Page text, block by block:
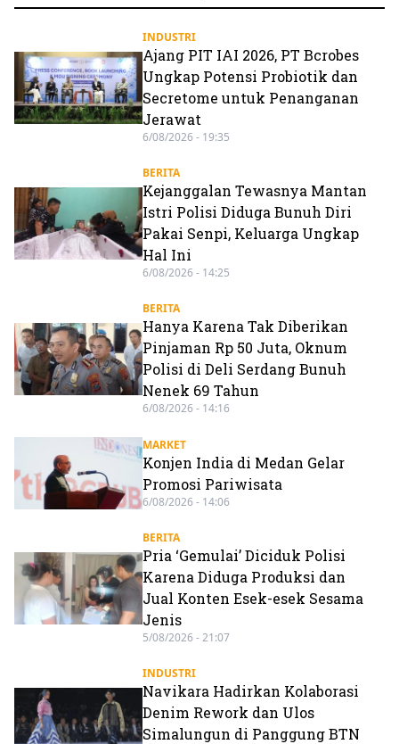
INDUSTRI
Ajang PIT IAI 2026, PT Bcrobes
Ungkap Potensi Probiotik dan
Secretome untuk Penanganan
Jerawat
6/08/2026 - 19:35
BERITA
Kejanggalan Tewasnya Mantan
Istri Polisi Diduga Bunuh Diri
Pakai Senpi, Keluarga Ungkap
Hal Ini
6/08/2026 - 14:25
BERITA
Hanya Karena Tak Diberikan
Pinjaman Rp 50 Juta, Oknum
Polisi di Deli Serdang Bunuh
Nenek 69 Tahun
6/08/2026 - 14:16
MARKET
Konjen India di Medan Gelar
Promosi Pariwisata
6/08/2026 - 14:06
BERITA
Pria ‘Gemulai’ Diciduk Polisi
Karena Diduga Produksi dan
Jual Konten Esek-esek Sesama
Jenis
5/08/2026 - 21:07
INDUSTRI
Navikara Hadirkan Kolaborasi
Denim Rework dan Ulos
Simalungun di Panggung BTN